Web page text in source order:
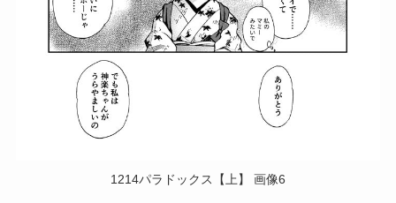
1214パラドックス【上】 画像6